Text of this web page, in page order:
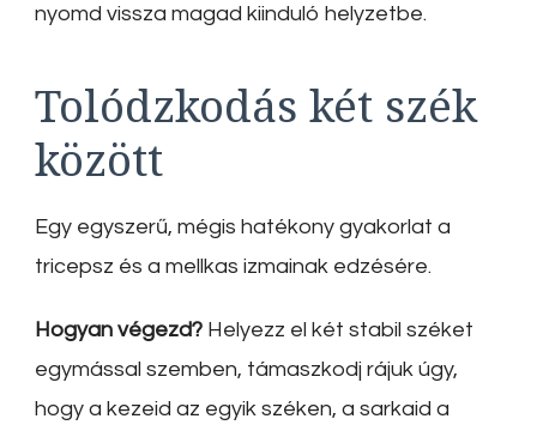
nyomd vissza magad kiinduló helyzetbe.
Tolódzkodás két szék
között
Egy egyszerű, mégis hatékony gyakorlat a
tricepsz és a mellkas izmainak edzésére.
Hogyan végezd? Helyezz el két stabil széket
egymással szemben, támaszkodj rájuk úgy,
hogy a kezeid az egyik széken, a sarkaid a